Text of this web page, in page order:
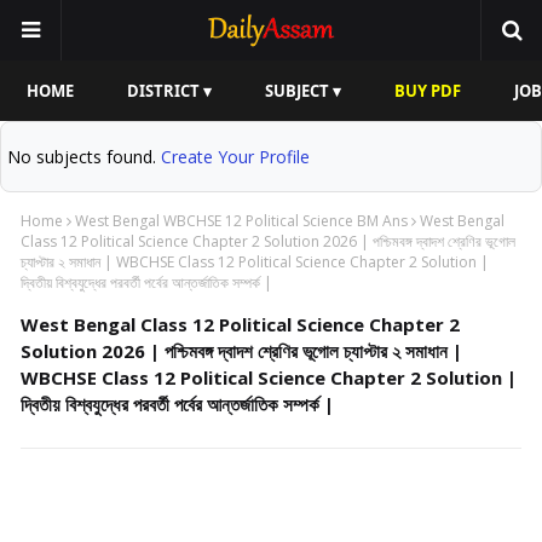
HOME DISTRICT ▾ SUBJECT ▾ BUY PDF
No subjects found. Create Your Profile
Home West Bengal WBCHSE 12 Political Science BM Ans West Bengal
Class 12 Political Science Chapter 2 Solution 2026 | পশ্চিমবঙ্গ দ্বাদশ শ্রেণির ভূগোল
চ্যাপ্টার ২ সমাধান | WBCHSE Class 12 Political Science Chapter 2 Solution |
দ্বিতীয় বিশ্বযুদ্ধের পরবর্তী পর্বের আন্তর্জাতিক সম্পর্ক |
West Bengal Class 12 Political Science Chapter 2
Solution 2026 | পশ্চিমবঙ্গ দ্বাদশ শ্রেণির ভূগোল চ্যাপ্টার ২ সমাধান |
WBCHSE Class 12 Political Science Chapter 2 Solution |
দ্বিতীয় বিশ্বযুদ্ধের পরবর্তী পর্বের আন্তর্জাতিক সম্পর্ক |